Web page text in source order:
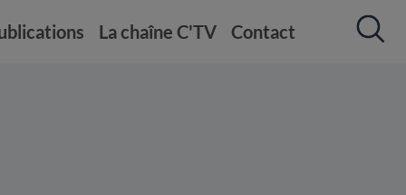
La chaîne C'TV Contact